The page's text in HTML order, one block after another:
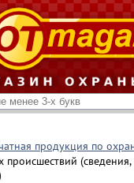
продукция по
происшествий